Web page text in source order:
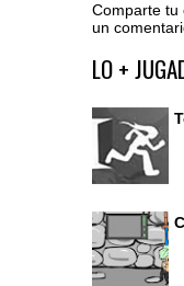
Comparte tu
un
Ir al editor
LO +